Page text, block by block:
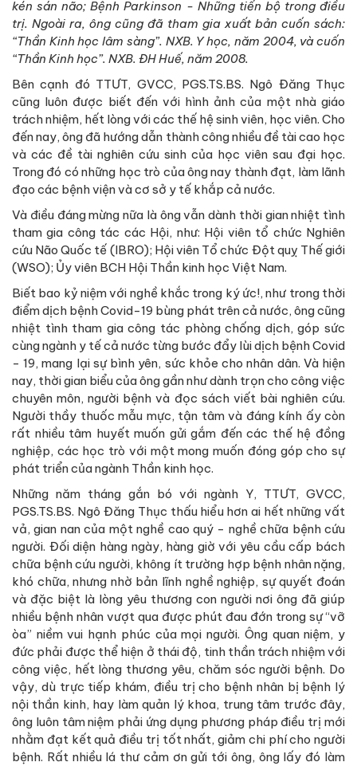
kén sán não; Bệnh Parkinson - Những tiến bộ trong điều
trị. Ngoài ra, ông cũng đã tham gia xuất bản cuốn sách:
“Thần Kinh học lâm sàng”. NXB. Y học, năm 2004, và cuốn
“Thần Kinh học”. NXB. ĐH Huế, năm 2008.
Bên cạnh đó TTƯT, GVCC, PGS.TS.BS. Ngô Đăng Thục
cũng luôn được biết đến với hình ảnh của một nhà giáo
trách nhiệm, hết lòng với các thế hệ sinh viên, học viên. Cho
đến nay, ông đã hướng dẫn thành công nhiều đề tài cao học
và các đề tài nghiên cứu sinh của học viên sau đại học.
Trong đó có những học trò của ông nay thành đạt, làm lãnh
đạo các bệnh viện và cơ sở y tế khắp cả nước.
Và điều đáng mừng nữa là ông vẫn dành thời gian nhiệt tình
tham gia công tác các Hội, như: Hội viên tổ chức Nghiên
cứu Não Quốc tế (IBRO); Hội viên Tổ chức Đột quỵ Thế giới
(WSO); Ủy viên BCH Hội Thần kinh học Việt Nam.
Biết bao kỷ niệm với nghề khắc trong ký ức!, như trong thời
điểm dịch bệnh Covid-19 bùng phát trên cả nước, ông cũng
nhiệt tình tham gia công tác phòng chống dịch, góp sức
cùng ngành y tế cả nước từng bước đẩy lùi dịch bệnh Covid
- 19, mang lại sự bình yên, sức khỏe cho nhân dân. Và hiện
nay, thời gian biểu của ông gần như dành trọn cho công việc
chuyên môn, người bệnh và đọc sách viết bài nghiên cứu.
Người thầy thuốc mẫu mực, tận tâm và đáng kính ấy còn
rất nhiều tâm huyết muốn gửi gắm đến các thế hệ đồng
nghiệp, các học trò với một mong muốn đóng góp cho sự
phát triển của ngành Thần kinh học.
Những năm tháng gắn bó với ngành Y, TTƯT, GVCC,
PGS.TS.BS. Ngô Đăng Thục thấu hiểu hơn ai hết những vất
vả, gian nan của một nghề cao quý - nghề chữa bệnh cứu
người. Đối diện hàng ngày, hàng giờ với yêu cầu cấp bách
chữa bệnh cứu người, không ít trường hợp bệnh nhân nặng,
khó chữa, nhưng nhờ bản lĩnh nghề nghiệp, sự quyết đoán
và đặc biệt là lòng yêu thương con người nơi ông đã giúp
nhiều bệnh nhân vượt qua được phút đau đớn trong sự “vỡ
òa” niềm vui hạnh phúc của mọi người. Ông quan niệm, y
đức phải được thể hiện ở thái độ, tinh thần trách nhiệm với
công việc, hết lòng thương yêu, chăm sóc người bệnh. Do
vậy, dù trực tiếp khám, điều trị cho bệnh nhân bị bệnh lý
nội thần kinh, hay làm quản lý khoa, trung tâm trước đây,
ông luôn tâm niệm phải ứng dụng phương pháp điều trị mới
nhằm đạt kết quả điều trị tốt nhất, giảm chi phí cho người
bệnh. Rất nhiều lá thư cảm ơn gửi tới ông, ông lấy đó làm